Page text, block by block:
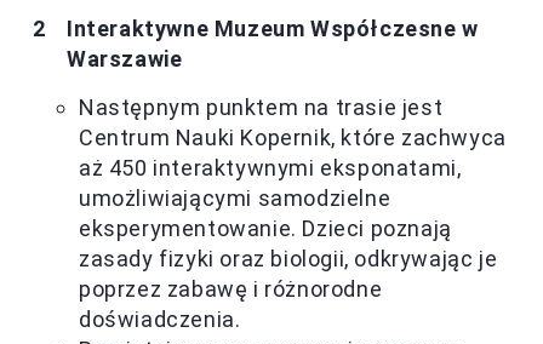
Interaktywne Muzeum Współczesne w
Warszawie
Następnym punktem na trasie jest
Centrum Nauki Kopernik, które zachwyca
aż 450 interaktywnymi eksponatami,
umożliwiającymi samodzielne
eksperymentowanie. Dzieci poznają
zasady fizyki oraz biologii, odkrywając je
poprzez zabawę i różnorodne
doświadczenia.